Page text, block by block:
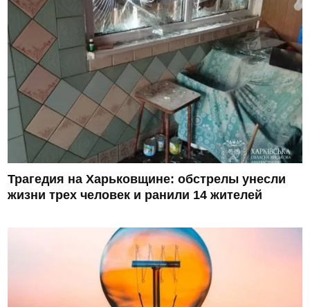
Трагедия на Харьковщине: обстрелы унесли
жизни трех человек и ранили 14 жителей